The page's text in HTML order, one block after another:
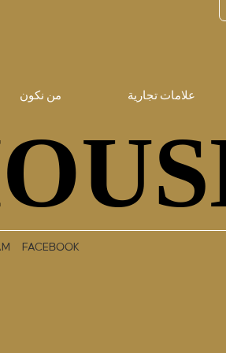
من نكون علامات تجارية
FACEBOOK